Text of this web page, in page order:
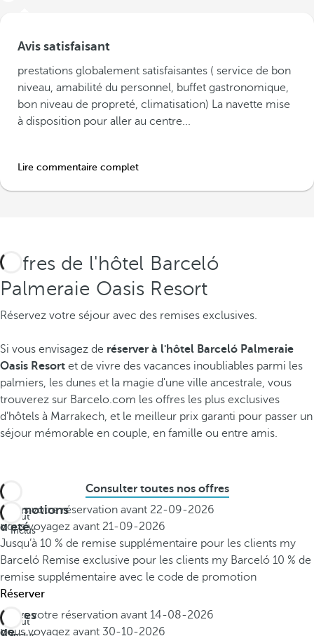
Avis satisfaisant
prestations globalement satisfaisantes ( service de bon
niveau, amabilité du personnel, buffet gastronomique,
bon niveau de propreté, climatisation) La navette mise
à disposition pour aller au centre...
Lire commentaire complet
Offres de l'hôtel Barceló
Palmeraie Oasis Resort
Réservez votre séjour avec des remises exclusives.
Si vous envisagez de réserver à l'hôtel Barceló Palmeraie
Oasis Resort et de vivre des vacances inoubliables parmi les
palmiers, les dunes et la magie d'une ville ancestrale, vous
trouverez sur Barcelo.com les offres les plus exclusives
d'hôtels à Marrakech, et le meilleur prix garanti pour passer un
séjour mémorable en couple, en famille ou entre amis.
Consulter toutes nos offres
Promotions
d'été
Tout
Inclus
Faites votre réservation avant 22-09-2026
Vous voyagez avant 21-09-2026
Jusqu’à 10 % de remise supplémentaire pour les clients my
Barceló Remise exclusive pour les clients my Barceló 10 % de
remise supplémentaire avec le code de promotion
Réserver
Offres
de
Tout
Faites votre réservation avant 14-08-2026
Vous voyagez avant 30-10-2026